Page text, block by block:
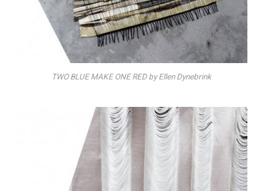
TWO BLUE MAKE ONE RED by Ellen Dynebrink